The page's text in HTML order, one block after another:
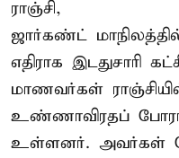
ராஞ்சி,
ஜார்கண்ட்
எதிராக இடதுசாரி
மாணவர்கள்
உண்ணாவிரதப்
உள்ளனர். அவர்கள்